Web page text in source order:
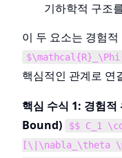
기하학적 구조
이 두 요소는 경험
핵심적인 관계로 연
핵심 수식 1: 경험
Bound)
$$ C_1
[\|\nabla_\theta